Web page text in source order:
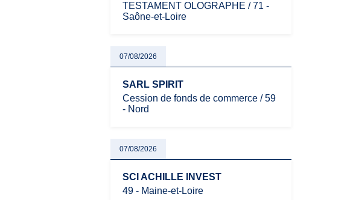
TESTAMENT OLOGRAPHE / 71 -
Saône-et-Loire
07/08/2026
SARL SPIRIT
Cession de fonds de commerce / 59
- Nord
07/08/2026
SCI ACHILLE INVEST
49 - Maine-et-Loire